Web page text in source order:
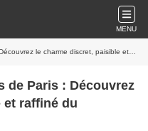
MENU
discret, paisible et raffiné du Luxembourg
de Paris : Découvrez
et raffiné du